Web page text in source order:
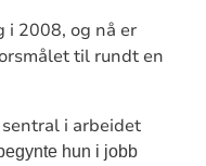
i 2008, og nå er
til rundt en
i arbeidet
hun i jobb